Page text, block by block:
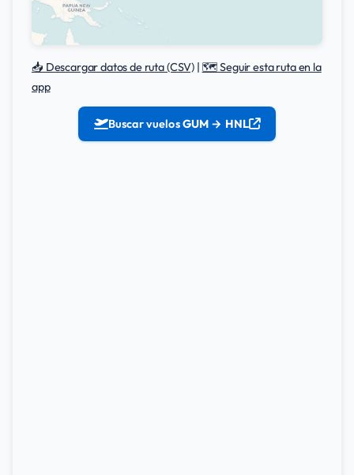
📥 Descargar datos de ruta (CSV) | 🗺️ Seguir esta ruta en la
app
Buscar vuelosGUM → HNL